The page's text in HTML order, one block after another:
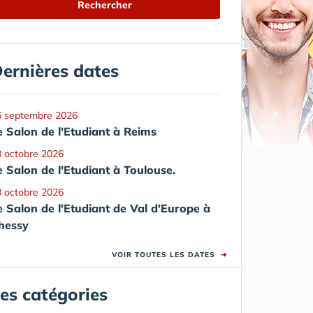
dates
septembre 2026
Salon de l'Etudiant à Reims
octobre 2026
Salon de l'Etudiant à Toulouse.
octobre 2026
Salon de l'Etudiant de Val d'Europe à
VOIR TOUTES LES DATES ➜
catégories